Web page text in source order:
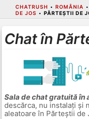
CHATRUSH • ROMÂNIA •
DE JOS • PĂRTEȘTII DE
Chat în
Sala de chat gratuită în
descărca, nu instalați și
aleatoare în Părteștii de